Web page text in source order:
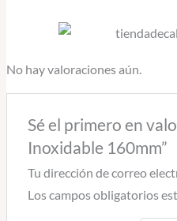
No hay valoraciones aún.
Sé el primero en
Inoxidable 160mm”
Tu dirección de correo
Los campos obligatorios